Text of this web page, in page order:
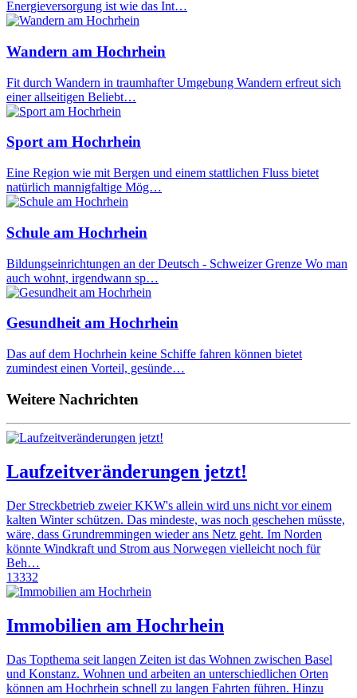
Energieversorgung ist wie das Int…
Wandern am Hochrhein
Fit durch Wandern in traumhafter Umgebung Wandern erfreut sich
einer allseitigen Beliebt…
Sport am Hochrhein
Eine Region wie mit Bergen und einem stattlichen Fluss bietet
natürlich mannigfaltige Mög…
Schule am Hochrhein
Bildungseinrichtungen an der Deutsch - Schweizer Grenze Wo man
auch wohnt, irgendwann sp…
Gesundheit am Hochrhein
Das auf dem Hochrhein keine Schiffe fahren können bietet
zumindest einen Vorteil, gesünde…
Weitere Nachrichten
Laufzeitveränderungen jetzt!
Der Streckbetrieb zweier KKW's allein wird uns nicht vor einem
kalten Winter schützen. Das mindeste, was noch geschehen müsste,
wäre, dass Grundremmingen wieder ans Netz geht. Im Norden
könnte Windkraft und Strom aus Norwegen vielleicht noch für
Beh…
13332
Immobilien am Hochrhein
Das Topthema seit langen Zeiten ist das Wohnen zwischen Basel
und Konstanz. Wohnen und arbeiten an unterschiedlichen Orten
können am Hochrhein schnell zu langen Fahrten führen. Hinzu